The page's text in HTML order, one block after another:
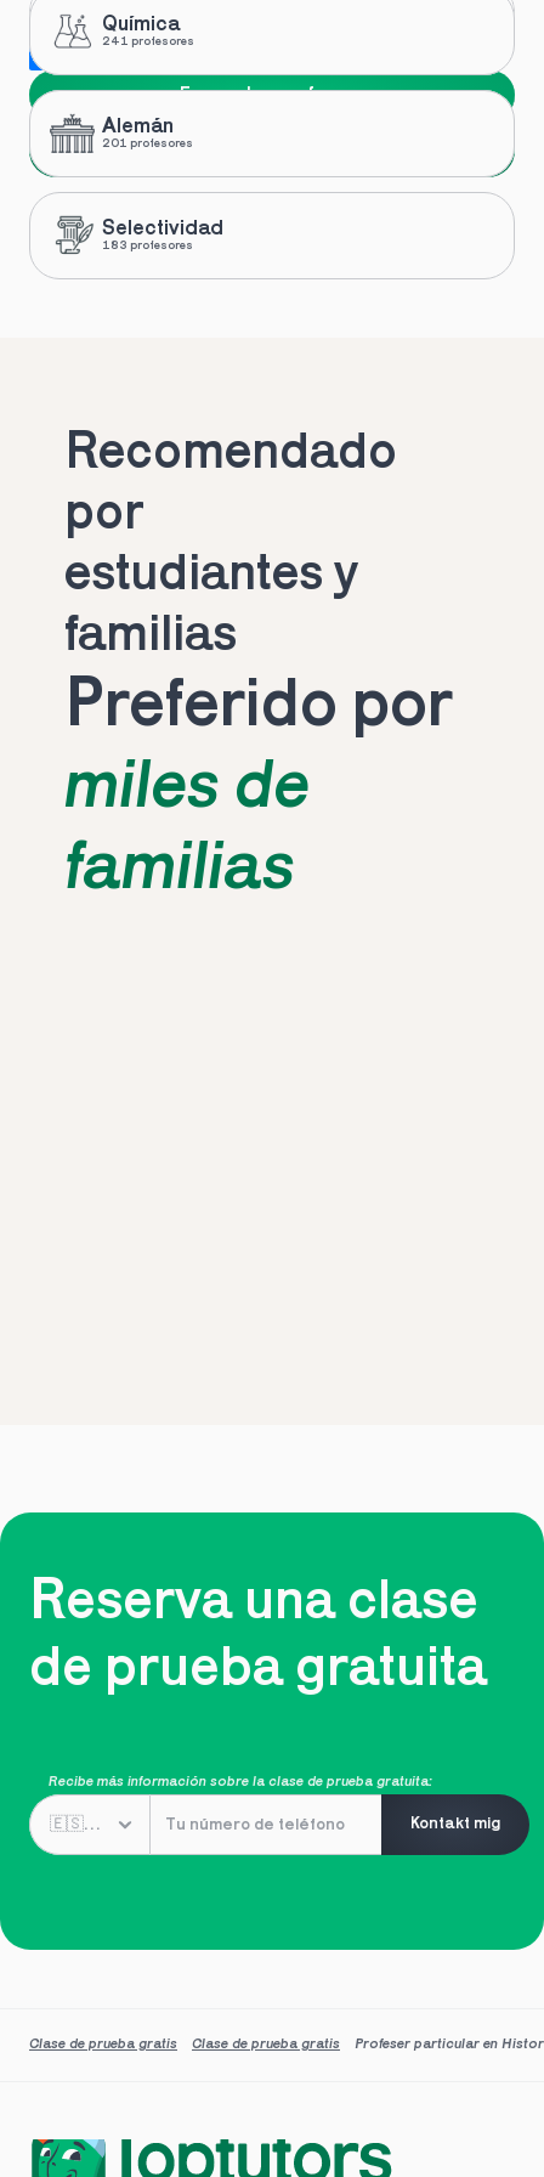
Encuentra profesor
Química
241 profesores
Alemán
201 profesores
Selectividad
183 profesores
Recomendado
por
estudiantes y
familias
Preferido por
miles de
familias
Reserva una clase
de prueba gratuita
Recibe más información sobre la clase de prueba gratuita:
Kontakt mig
Clase de prueba gratis Clase de prueba gratis Profeser particular en